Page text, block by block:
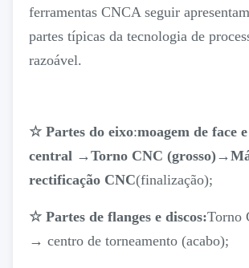
ferramentas CNCA seguir
partes típicas da tecnologia de
razoável.
☆ Partes do eixo:moagem de face
central →Torno CNC (grosso)→
rectificação CNC(finalização);
☆ Partes de flanges e discos:Torno
→ centro de torneamento (acabo);